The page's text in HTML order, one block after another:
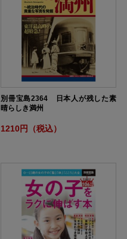
別冊宝島2364 日本人が残した素
晴らしき満州
1210円（税込）